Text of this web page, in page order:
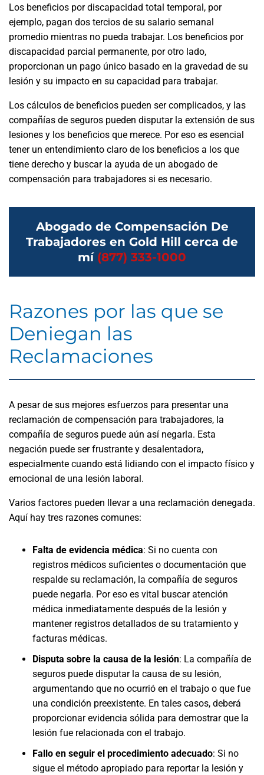
Los beneficios por discapacidad total temporal, por
ejemplo, pagan dos tercios de su salario semanal
promedio mientras no pueda trabajar. Los beneficios por
discapacidad parcial permanente, por otro lado,
proporcionan un pago único basado en la gravedad de su
lesión y su impacto en su capacidad para trabajar.
Los cálculos de beneficios pueden ser complicados, y las
compañías de seguros pueden disputar la extensión de sus
lesiones y los beneficios que merece. Por eso es esencial
tener un entendimiento claro de los beneficios a los que
tiene derecho y buscar la ayuda de un abogado de
compensación para trabajadores si es necesario.
Abogado de Compensación De
Trabajadores en Gold Hill cerca de
mí (877) 333-1000
Razones por las que se
Deniegan las
Reclamaciones
A pesar de sus mejores esfuerzos para presentar una
reclamación de compensación para trabajadores, la
compañía de seguros puede aún así negarla. Esta
negación puede ser frustrante y desalentadora,
especialmente cuando está lidiando con el impacto físico y
emocional de una lesión laboral.
Varios factores pueden llevar a una reclamación denegada.
Aquí hay tres razones comunes:
Falta de evidencia médica: Si no cuenta con
registros médicos suficientes o documentación que
respalde su reclamación, la compañía de seguros
puede negarla. Por eso es vital buscar atención
médica inmediatamente después de la lesión y
mantener registros detallados de su tratamiento y
facturas médicas.
Disputa sobre la causa de la lesión: La compañía de
seguros puede disputar la causa de su lesión,
argumentando que no ocurrió en el trabajo o que fue
una condición preexistente. En tales casos, deberá
proporcionar evidencia sólida para demostrar que la
lesión fue relacionada con el trabajo.
Fallo en seguir el procedimiento adecuado: Si no
sigue el método apropiado para reportar la lesión y